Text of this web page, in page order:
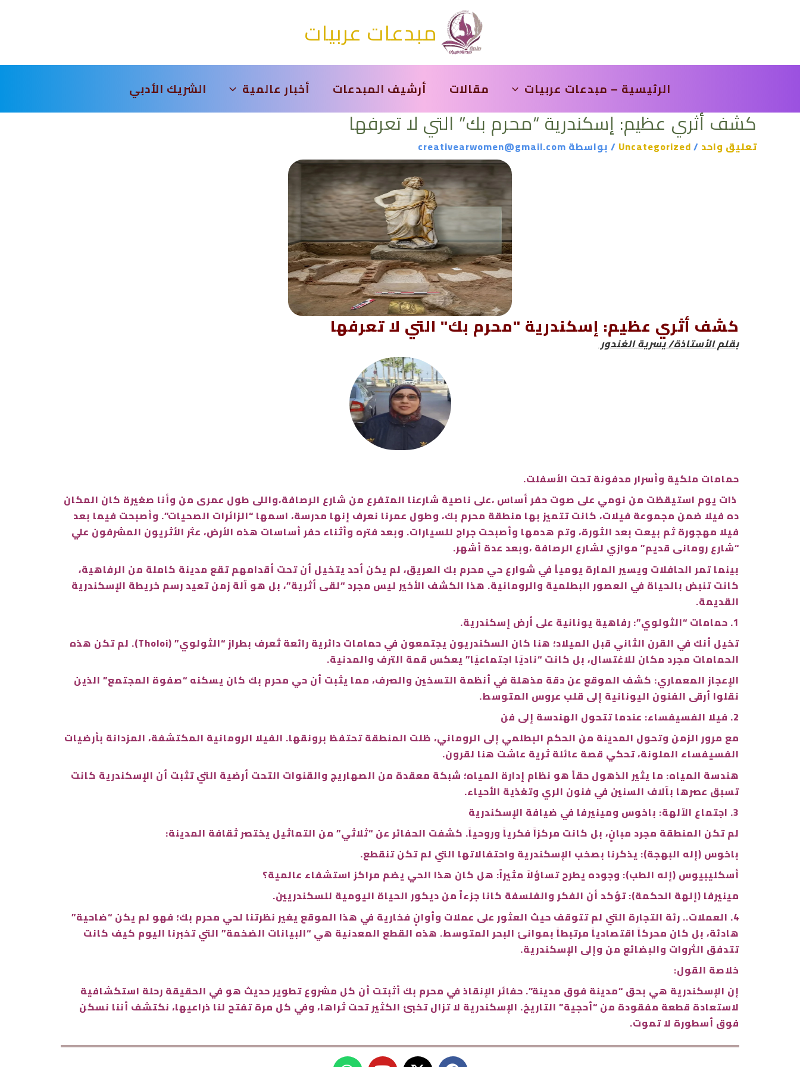
مبدعات عربيات
الرئيسية – مبدعات عربيات مقالات أرشيف المبدعات أخبار عالمية الشريك الأدبي
كشف أثري عظيم: إسكندرية “محرم بك” التي لا تعرفها
تعليق واحد /
Uncategorized / بواسطة creativearwomen@gmail.com
كشف أثري عظيم: إسكندرية "محرم بك" التي لا تعرفها
بقلم الأستاذة/ يسرية الغندور
حمامات ملكية وأسرار مدفونة تحت الأسفلت.
ذات يوم استيقظت من نومي على صوت حفر أساس ،على ناصية شارعنا المتفرع من شارع الرصافة،واللى طول عمرى من وأنا صغيرة كان المكان
ده فيلا ضمن مجموعة فيلات، كانت تتميز بها منطقة محرم بك، وطول عمرنا نعرف إنها مدرسة، اسمها “الزائرات الصحيات”. وأصبحت فيما بعد
فيلا مهجورة ثم بيعت بعد الثورة، وتم هدمها وأصبحت جراج للسيارات. وبعد فتره وأثناء حفر أساسات هذه الأرض، عثر الأثريون المشرفون علي
“شارع رومانى قديم” موازي لشارع الرصافة ،وبعد عدة أشهر.
بينما تمر الحافلات ويسير المارة يومياً في شوارع حي محرم بك العريق، لم يكن أحد يتخيل أن تحت أقدامهم تقع مدينة كاملة من الرفاهية،
كانت تنبض بالحياة في العصور البطلمية والرومانية. هذا الكشف الأخير ليس مجرد “لقى أثرية”، بل هو آلة زمن تعيد رسم خريطة الإسكندرية
القديمة.
1. حمامات “الثولوي”: رفاهية يونانية على أرض إسكندرية.
تخيل أنك في القرن الثاني قبل الميلاد؛ هنا كان السكندريون يجتمعون في حمامات دائرية رائعة تُعرف بطراز “الثولوي” (Tholoi). لم تكن هذه
الحمامات مجرد مكان للاغتسال، بل كانت “ناديًا اجتماعيًا” يعكس قمة الترف والمدنية.
الإعجاز المعماري: كشف الموقع عن دقة مذهلة في أنظمة التسخين والصرف، مما يثبت أن حي محرم بك كان يسكنه “صفوة المجتمع” الذين
نقلوا أرقى الفنون اليونانية إلى قلب عروس المتوسط.
2. فيلا الفسيفساء: عندما تتحول الهندسة إلى فن
مع مرور الزمن وتحول المدينة من الحكم البطلمي إلى الروماني، ظلت المنطقة تحتفظ برونقها. الفيلا الرومانية المكتشفة، المزدانة بأرضيات
الفسيفساء الملونة، تحكي قصة عائلة ثرية عاشت هنا لقرون.
هندسة المياه: ما يثير الذهول حقاً هو نظام إدارة المياه؛ شبكة معقدة من الصهاريج والقنوات التحت أرضية التي تثبت أن الإسكندرية كانت
تسبق عصرها بآلاف السنين في فنون الري وتغذية الأحياء.
3. اجتماع الآلهة: باخوس ومينيرفا في ضيافة الإسكندرية
لم تكن المنطقة مجرد مبانٍ، بل كانت مركزاً فكرياً وروحياً. كشفت الحفائر عن “ثلاثي” من التماثيل يختصر ثقافة المدينة:
باخوس (إله البهجة): يذكرنا بصخب الإسكندرية واحتفالاتها التي لم تكن تنقطع.
أسكليبيوس (إله الطب): وجوده يطرح تساؤلاً مثيراً: هل كان هذا الحي يضم مراكز استشفاء عالمية؟
مينيرفا (إلهة الحكمة): تؤكد أن الفكر والفلسفة كانا جزءاً من ديكور الحياة اليومية للسكندريين.
4. العملات.. رئة التجارة التي لم تتوقف حيث العثور على عملات وأوانٍ فخارية في هذا الموقع يغير نظرتنا لحي محرم بك؛ فهو لم يكن “ضاحية”
هادئة، بل كان محركاً اقتصادياً مرتبطاً بموانئ البحر المتوسط. هذه القطع المعدنية هي “البيانات الضخمة” التي تخبرنا اليوم كيف كانت
تتدفق الثروات والبضائع من وإلى الإسكندرية.
خلاصة القول:
إن الإسكندرية هي بحق “مدينة فوق مدينة”. حفائر الإنقاذ في محرم بك أثبتت أن كل مشروع تطوير حديث هو في الحقيقة رحلة استكشافية
لاستعادة قطعة مفقودة من “أحجية” التاريخ. الإسكندرية لا تزال تخبئ الكثير تحت ثراها، وفي كل مرة تفتح لنا ذراعيها، نكتشف أننا نسكن
فوق أسطورة لا تموت.